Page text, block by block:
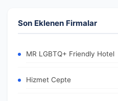
Son Eklenen Firmalar
MR LGBTQ+ Friendly Hotel
Hizmet Cepte